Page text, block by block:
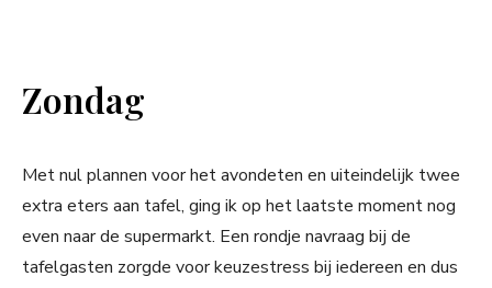
Zondag
Met nul plannen voor het avondeten en uiteindelijk twee
extra eters aan tafel, ging ik op het laatste moment nog
even naar de supermarkt. Een rondje navraag bij de
tafelgasten zorgde voor keuzestress bij iedereen en dus